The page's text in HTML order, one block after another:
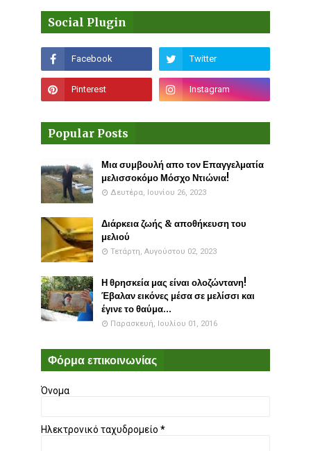
Social Plugin
Popular Posts
Μια συμβουλή απο τον Επαγγελματία
μελισσοκόμο Μόσχο Ντιώνια!
Δευτέρα, Ιουνίου 26, 2023
Διάρκεια ζωής & αποθήκευση του
μελιού
Τετάρτη, Αυγούστου 02, 2023
Η θρησκεία μας είναι ολοζώντανη!
Έβαλαν εικόνες μέσα σε μελίσσι και
έγινε το θαύμα...
Παρασκευή, Ιουλίου 01, 2016
Φόρμα επικοινωνίας
Όνομα
Ηλεκτρονικό ταχυδρομείο *